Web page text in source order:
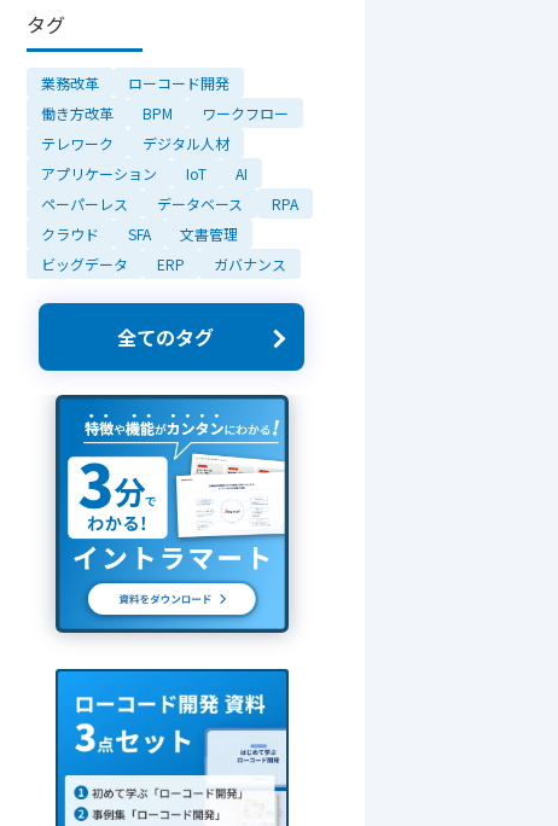
タグ
業務改革
ローコード開発
働き方改革
BPM
ワークフロー
テレワーク
デジタル人材
アプリケーション
IoT
AI
ペーパーレス
データベース
RPA
クラウド
SFA
文書管理
ビッグデータ
ERP ガバナンス
全てのタグ